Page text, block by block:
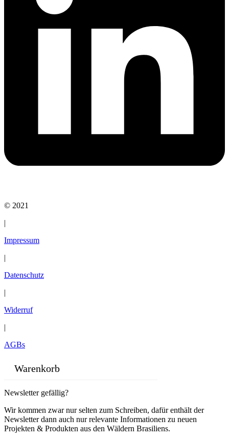
© 2021
|
Impressum
|
Datenschutz
|
Widerruf
|
AGBs
Warenkorb
Newsletter gefällig?
Wir kommen zwar nur selten zum Schreiben, dafür enthält der
Newsletter dann auch nur relevante Informationen zu neuen
Projekten & Produkten aus den Wäldern Brasiliens.